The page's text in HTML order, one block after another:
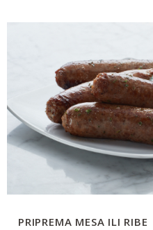
PRIPREMA MESA ILI RIBE